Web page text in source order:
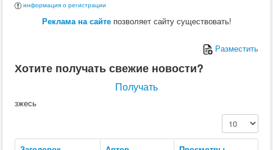
информация о регистрации
Реклама на сайтепозволяет сайту существовать!
Разместить
Хотите получать свежие новости?
Получать
зжесь
Кол-во строк: